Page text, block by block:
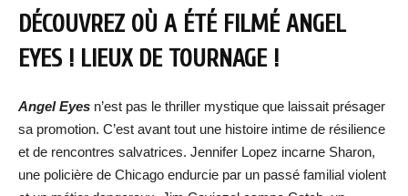
DÉCOUVREZ OÙ A ÉTÉ FILMÉ ANGEL
EYES ! LIEUX DE TOURNAGE !
Angel Eyes n’est pas le thriller mystique que laissait présager
sa promotion. C’est avant tout une histoire intime de résilience
et de rencontres salvatrices. Jennifer Lopez incarne Sharon,
une policière de Chicago endurcie par un passé familial violent